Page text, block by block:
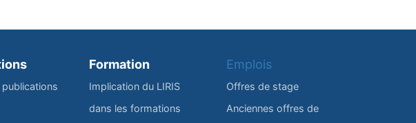
Formation
Implication du LIRIS
dans les formations
Emplois
Offres de stage
Anciennes offres de